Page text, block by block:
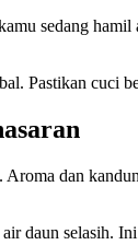
sedang
Pastikan cuci
dan
daun selasih.